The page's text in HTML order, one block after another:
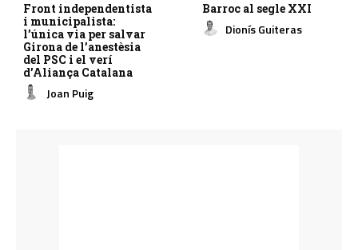
Front independentista
i municipalista:
l’única via per salvar
Girona de l’anestèsia
del PSC i el verí
d’Aliança Catalana
Joan Puig
Barroc al segle XXI
Dionís Guiteras